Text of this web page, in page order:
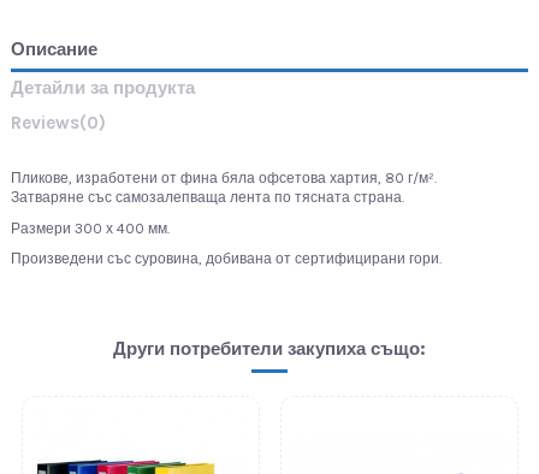
Описание
Детайли за продукта
Reviews(0)
Пликове, изработени от фина бяла офсетова хартия, 80 г/м².
Затваряне със самозалепваща лента по тясната страна.
Размери 300 х 400 мм.
Произведени със суровина, добивана от сертифицирани гори.
Други потребители закупиха също: